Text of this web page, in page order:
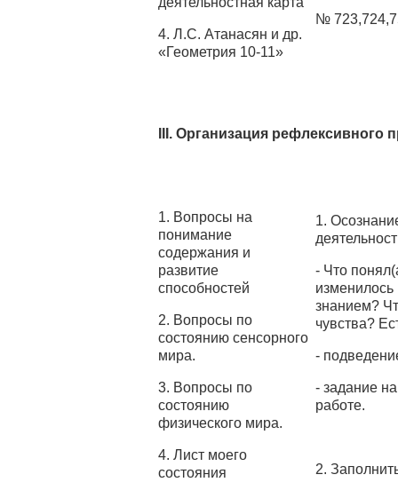
4. Л.С. Атанасян и др.
«Геометрия 10-11»
№
III. Организация рефлексивного
1. Вопросы на
понимание
содержания и
развитие
способностей
2. Вопросы по
состоянию сенсорного
мира.
3. Вопросы по
состоянию
физического мира.
4. Лист моего
состояния
1.
- Что
знанием?
чувства?
-
- задание
работе.
2.